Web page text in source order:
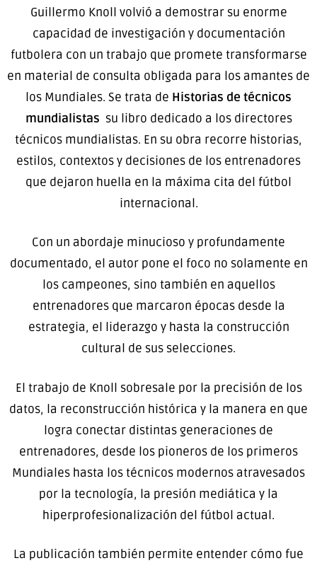
Guillermo Knoll volvió a demostrar su enorme
capacidad de investigación y documentación
futbolera con un trabajo que promete transformarse
en material de consulta obligada para los amantes de
los Mundiales. Se trata de Historias de técnicos
mundialistas su libro dedicado a los directores
técnicos mundialistas. En su obra recorre historias,
estilos, contextos y decisiones de los entrenadores
que dejaron huella en la máxima cita del fútbol
internacional.
Con un abordaje minucioso y profundamente
documentado, el autor pone el foco no solamente en
los campeones, sino también en aquellos
entrenadores que marcaron épocas desde la
estrategia, el liderazgo y hasta la construcción
cultural de sus selecciones.
El trabajo de Knoll sobresale por la precisión de los
datos, la reconstrucción histórica y la manera en que
logra conectar distintas generaciones de
entrenadores, desde los pioneros de los primeros
Mundiales hasta los técnicos modernos atravesados
por la tecnología, la presión mediática y la
hiperprofesionalización del fútbol actual.
La publicación también permite entender cómo fue